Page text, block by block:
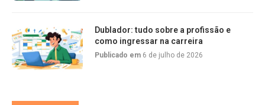
Dublador: tudo sobre a profissão e
como ingressar na carreira
Publicado em 6 de julho de 2026